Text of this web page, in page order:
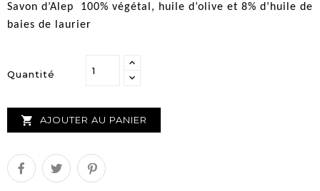
Savon d’Alep
100% végétal, huile d’olive et 8% d’huile de
baies de laurier
Quantité
 AJOUTER AU PANIER